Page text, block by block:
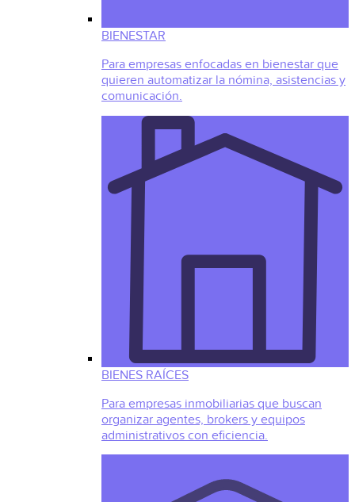
BIENESTAR
Para empresas enfocadas en bienestar que
quieren automatizar la nómina, asistencias y
comunicación.
BIENES RAÍCES
Para empresas inmobiliarias que buscan
organizar agentes, brokers y equipos
administrativos con eficiencia.